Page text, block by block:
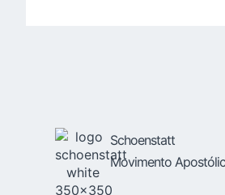
Schoenstatt
Movimento